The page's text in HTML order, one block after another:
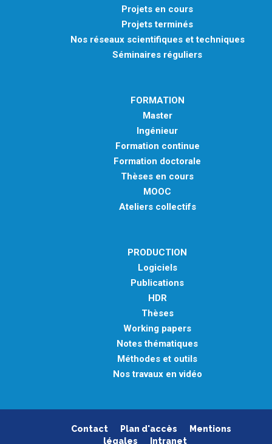
Projets en cours
Projets terminés
Nos réseaux scientifiques et techniques
Séminaires réguliers
FORMATION
Master
Ingénieur
Formation continue
Formation doctorale
Thèses en cours
MOOC
Ateliers collectifs
PRODUCTION
Logiciels
Publications
HDR
Thèses
Working papers
Notes thématiques
Méthodes et outils
Nos travaux en vidéo
Contact Plan d'accès
Mentions
légales
Intranet